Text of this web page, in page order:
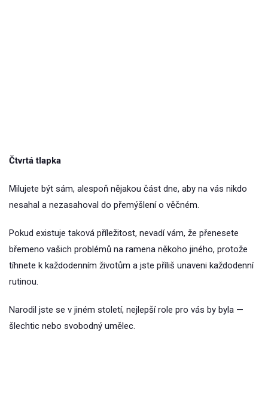
Čtvrtá tlapka
Milujete být sám, alespoň nějakou část dne, aby na vás nikdo
nesahal a nezasahoval do přemýšlení o věčném.
Pokud existuje taková příležitost, nevadí vám, že přenesete
břemeno vašich problémů na ramena někoho jiného, protože
tíhnete k každodenním životům a jste příliš unaveni každodenní
rutinou.
Narodil jste se v jiném století, nejlepší role pro vás by byla —
šlechtic nebo svobodný umělec.